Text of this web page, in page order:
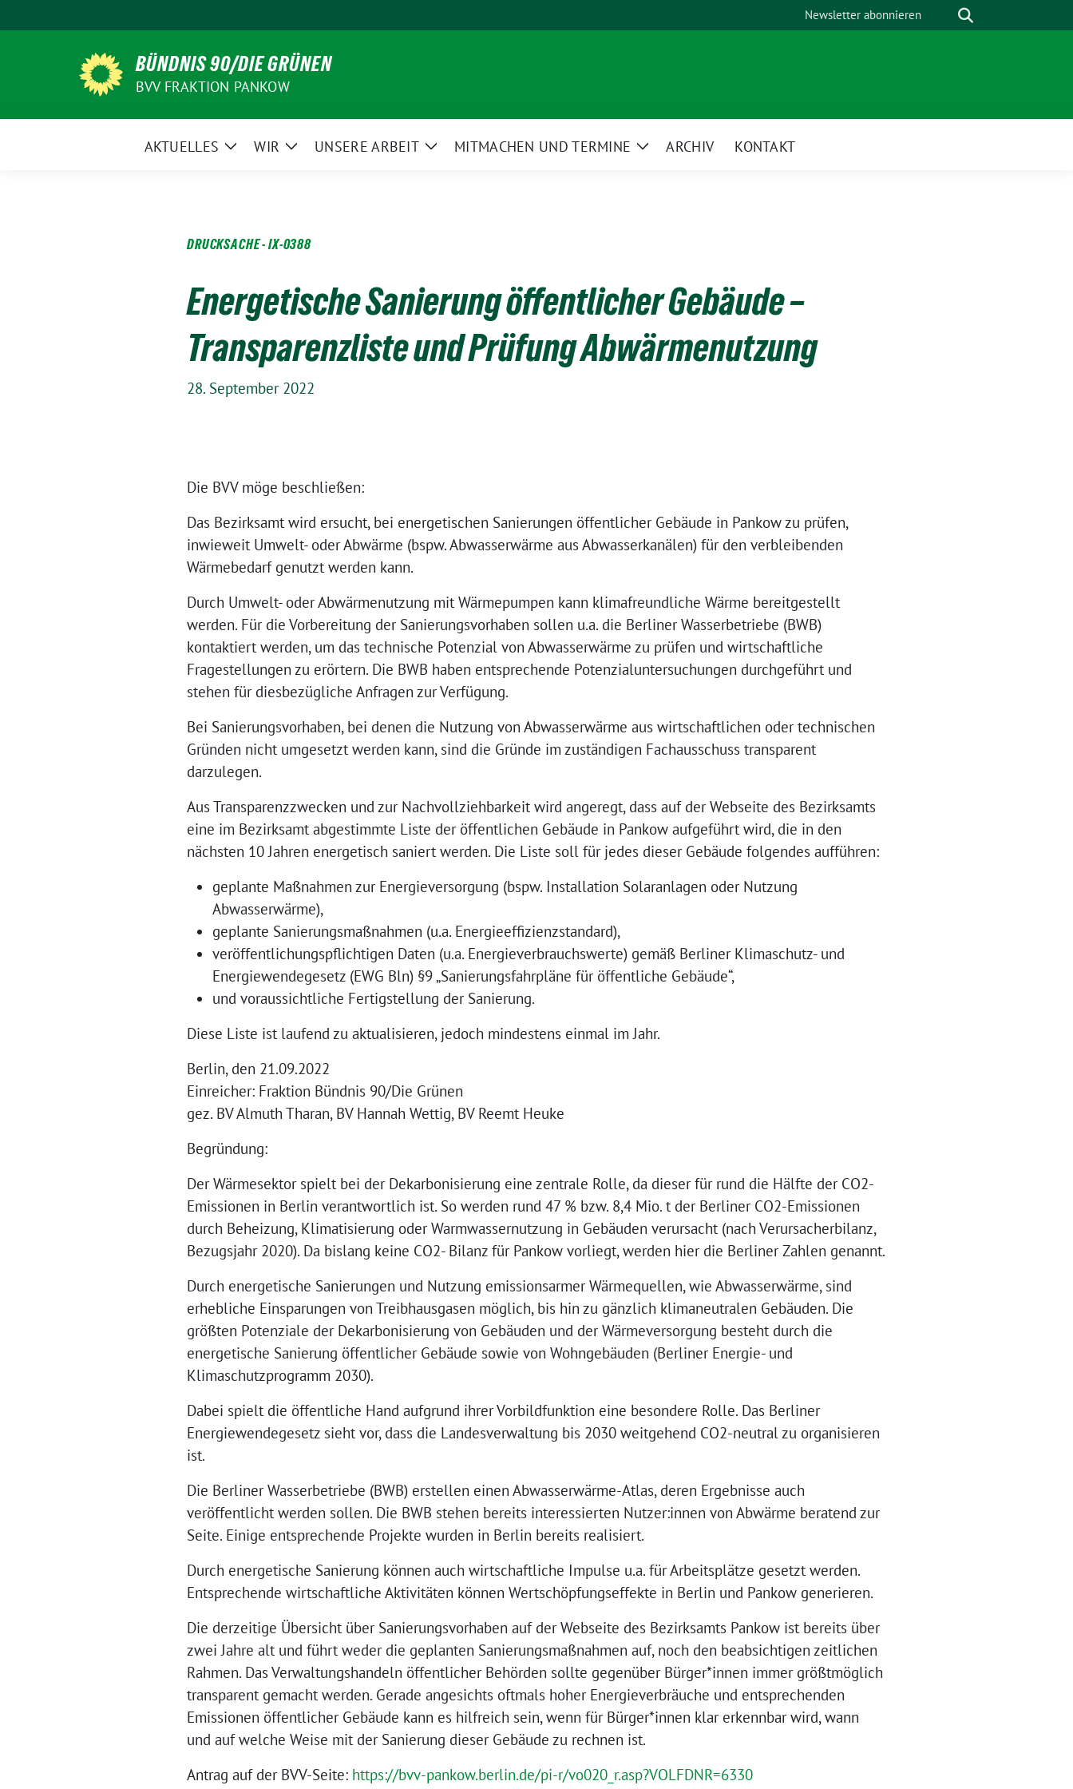
zum
Newsletter abonnieren Suche
BÜNDNIS 90/DIE GRÜNEN
BVV FRAKTION PANKOW
AKTUELLES
ZeigeWIR
ZeigeUNSERE ARBEIT
ZeigeMITMACHEN UND TERMINE
ZeigeARCHIV KONTAKT
DRUCKSACHE - IX-0388
Energetische Sanierung öffentlicher Gebäude –
Transparenzliste und Prüfung Abwärmenutzung
28. September 2022
Die BVV möge beschließen:
Das Bezirksamt wird ersucht, bei energetischen Sanierungen öffentlicher Gebäude in Pankow zu prüfen,
inwieweit Umwelt- oder Abwärme (bspw. Abwasserwärme aus Abwasserkanälen) für den verbleibenden
Wärmebedarf genutzt werden kann.
Durch Umwelt- oder Abwärmenutzung mit Wärmepumpen kann klimafreundliche Wärme bereitgestellt
werden. Für die Vorbereitung der Sanierungsvorhaben sollen u.a. die Berliner Wasserbetriebe (BWB)
kontaktiert werden, um das technische Potenzial von Abwasserwärme zu prüfen und wirtschaftliche
Fragestellungen zu erörtern. Die BWB haben entsprechende Potenzialuntersuchungen durchgeführt und
stehen für diesbezügliche Anfragen zur Verfügung.
Bei Sanierungsvorhaben, bei denen die Nutzung von Abwasserwärme aus wirtschaftlichen oder technischen
Gründen nicht umgesetzt werden kann, sind die Gründe im zuständigen Fachausschuss transparent
darzulegen.
Aus Transparenzzwecken und zur Nachvollziehbarkeit wird angeregt, dass auf der Webseite des Bezirksamts
eine im Bezirksamt abgestimmte Liste der öffentlichen Gebäude in Pankow aufgeführt wird, die in den
nächsten 10 Jahren energetisch saniert werden. Die Liste soll für jedes dieser Gebäude folgendes aufführen:
geplante Maßnahmen zur Energieversorgung (bspw. Installation Solaranlagen oder Nutzung
Abwasserwärme),
geplante Sanierungsmaßnahmen (u.a. Energieeffizienzstandard),
veröffentlichungspflichtigen Daten (u.a. Energieverbrauchswerte) gemäß Berliner Klimaschutz- und
Energiewendegesetz (EWG Bln) §9 „Sanierungsfahrpläne für öffentliche Gebäude“,
und voraussichtliche Fertigstellung der Sanierung.
Diese Liste ist laufend zu aktualisieren, jedoch mindestens einmal im Jahr.
Berlin, den 21.09.2022
Einreicher: Fraktion Bündnis 90/Die Grünen
gez. BV Almuth Tharan, BV Hannah Wettig, BV Reemt Heuke
Begründung:
Der Wärmesektor spielt bei der Dekarbonisierung eine zentrale Rolle, da dieser für rund die Hälfte der CO2-
Emissionen in Berlin verantwortlich ist. So werden rund 47 % bzw. 8,4 Mio. t der Berliner CO2-Emissionen
durch Beheizung, Klimatisierung oder Warmwassernutzung in Gebäuden verursacht (nach Verursacherbilanz,
Bezugsjahr 2020). Da bislang keine CO2- Bilanz für Pankow vorliegt, werden hier die Berliner Zahlen genannt.
Durch energetische Sanierungen und Nutzung emissionsarmer Wärmequellen, wie Abwasserwärme, sind
erhebliche Einsparungen von Treibhausgasen möglich, bis hin zu gänzlich klimaneutralen Gebäuden. Die
größten Potenziale der Dekarbonisierung von Gebäuden und der Wärmeversorgung besteht durch die
energetische Sanierung öffentlicher Gebäude sowie von Wohngebäuden (Berliner Energie- und
Klimaschutzprogramm 2030).
Dabei spielt die öffentliche Hand aufgrund ihrer Vorbildfunktion eine besondere Rolle. Das Berliner
Energiewendegesetz sieht vor, dass die Landesverwaltung bis 2030 weitgehend CO2-neutral zu organisieren
ist.
Die Berliner Wasserbetriebe (BWB) erstellen einen Abwasserwärme-Atlas, deren Ergebnisse auch
veröffentlicht werden sollen. Die BWB stehen bereits interessierten Nutzer:innen von Abwärme beratend zur
Seite. Einige entsprechende Projekte wurden in Berlin bereits realisiert.
Durch energetische Sanierung können auch wirtschaftliche Impulse u.a. für Arbeitsplätze gesetzt werden.
Entsprechende wirtschaftliche Aktivitäten können Wertschöpfungseffekte in Berlin und Pankow generieren.
Die derzeitige Übersicht über Sanierungsvorhaben auf der Webseite des Bezirksamts Pankow ist bereits über
zwei Jahre alt und führt weder die geplanten Sanierungsmaßnahmen auf, noch den beabsichtigen zeitlichen
Rahmen. Das Verwaltungshandeln öffentlicher Behörden sollte gegenüber Bürger*innen immer größtmöglich
transparent gemacht werden. Gerade angesichts oftmals hoher Energieverbräuche und entsprechenden
Emissionen öffentlicher Gebäude kann es hilfreich sein, wenn für Bürger*innen klar erkennbar wird, wann
und auf welche Weise mit der Sanierung dieser Gebäude zu rechnen ist.
Antrag auf der BVV-Seite: https://bvv-pankow.berlin.de/pi-r/vo020_r.asp?VOLFDNR=6330